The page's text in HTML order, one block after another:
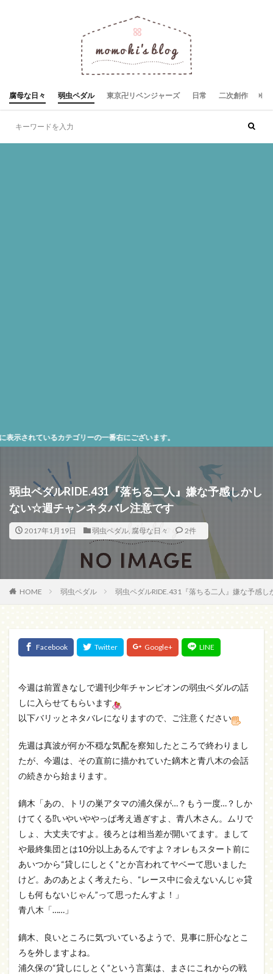
腐母な日々 弱虫ペダル 東京卍リベンジャーズ 日常 二次創作 お
るカテゴリーの一番右にございます。
弱虫ペダルRIDE.431『落ちる二人』嫌な予感しかし
ない☆週チャンネタバレ注意です
2017年1月19日 弱虫ペダル, 腐母な日々 2件
HOME 弱虫ペダル 弱虫ペダルRIDE.431『落ちる二人』嫌な予感
今週は前置きなしで週刊少年チャンピオンの弱虫ペダルの話
しに入らせてもらいます
以下バリッとネタバレになりますので、ご注意ください
先週は真波が何か不穏な気配を察知したところで終わりまし
たが、今週は、その直前に描かれていた鏑木と青八木の会話
の続きから始まります。
鏑木「あの、トリの巣アタマの浦久保が…？もう一度…？しか
けてくる⁉いやいややっぱ考え過ぎすよ、青八木さん。ムリで
しょ、大丈夫ですよ。後ろとは相当差が開いてます。まして
や最終集団とは10分以上あるんですよ？オレもスタート前に
あいつから“貸しにしとく”とか言われてヤベーて思いました
けど。あのあとよく考えたら、“レース中に会えないんじゃ貸
しも何もないじゃん”って思ったんすよ！」
青八木「……」
鏑木、良いところに気づいているようで、見事に肝心なとこ
ろを外しますよね。
浦久保の“貸しにしとく”という言葉は、まさにこれからの戦